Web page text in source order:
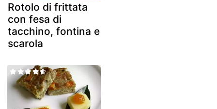
Rotolo di frittata
con fesa di
tacchino, fontina e
scarola